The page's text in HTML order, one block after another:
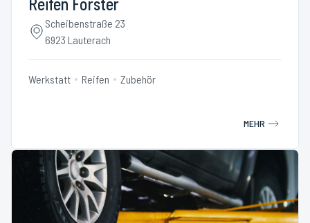
Scheibenstraße 23
6923 Lauterach
Werkstatt Reifen Zubehör
MEHR